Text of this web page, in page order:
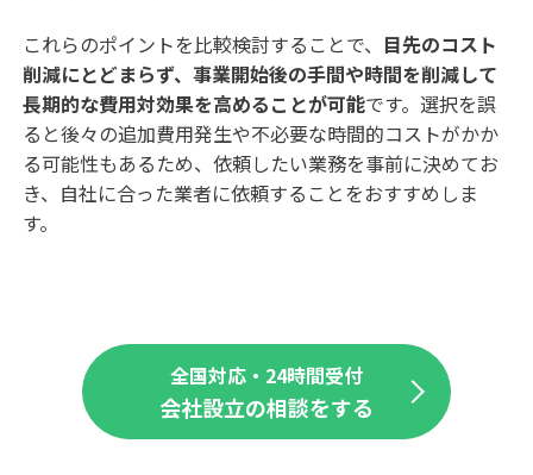
これらのポイントを比較検討することで、 目先のコスト
削減にとどまらず、事業開始後の手間や時間を削減して
長期的な費用対効果を高めることが可能です。選択を誤
ると後々の追加費用発生や不必要な時間的コストがかか
る可能性もあるため、依頼したい業務を事前に決めてお
き、自社に合った業者に依頼することをおすすめしま
す。
全国対応・24時間受付
会社設立の相談をする